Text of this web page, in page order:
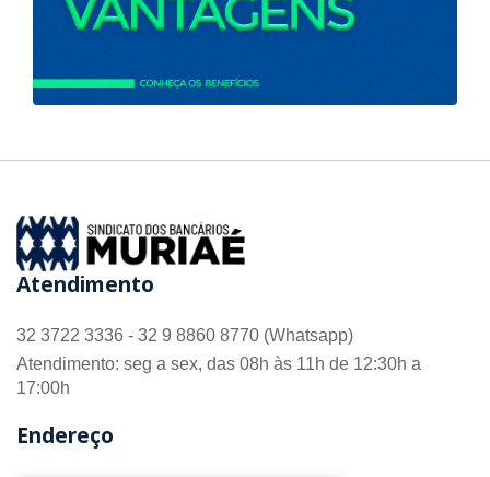
Atendimento
32 3722 3336 - 32 9 8860 8770 (Whatsapp)
Atendimento: seg a sex, das 08h às 11h de 12:30h a
17:00h
Endereço